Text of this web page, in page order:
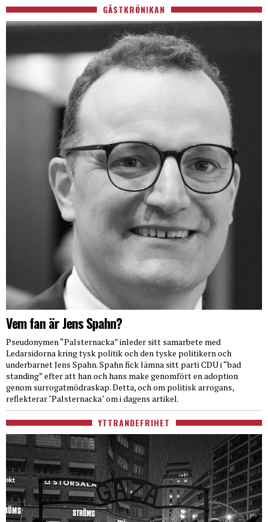
GÄSTKRÖNIKAN
Vem fan är Jens Spahn?
Pseudonymen “Palsternacka” inleder sitt samarbete med
Ledarsidorna kring tysk politik och den tyske politikern och
underbarnet Jens Spahn. Spahn fick lämna sitt parti CDU i “bad
standing” efter att han och hans make genomfört en adoption
genom surrogatmödraskap. Detta, och om politisk arrogans,
reflekterar "Palsternacka" om i dagens artikel.
YTTRANDEFRIHET